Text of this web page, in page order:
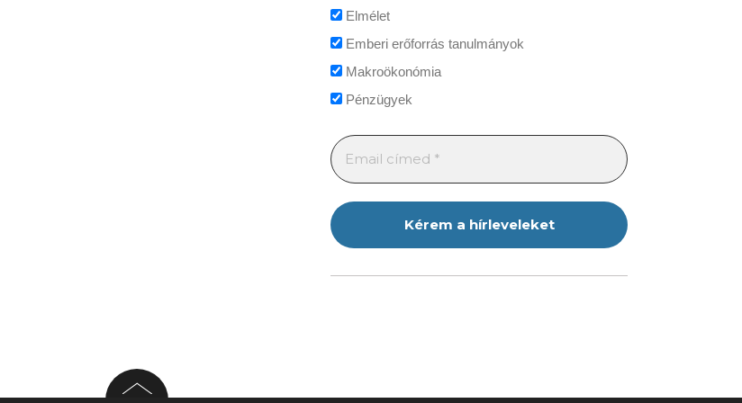
Elmélet
Emberi erőforrás tanulmányok
Makroökonómia
Pénzügyek